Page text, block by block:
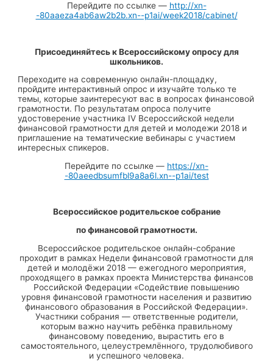
Перейдите по ссылке — http://xn-
-80aaeza4ab6aw2b2b.xn--p1ai/week2018/cabinet/
Присоединяйтесь к Всероссийскому опросу для
школьников.
Переходите на современную онлайн-площадку,
пройдите интерактивный опрос и изучайте только те
темы, которые заинтересуют вас в вопросах финансовой
грамотности. По результатам опроса получите
удостоверение участника IV Всероссийской недели
финансовой грамотности для детей и молодежи 2018 и
приглашение на тематические вебинары с участием
интересных спикеров.
Перейдите по ссылке — https://xn-
-80aeedbsumfbl9a8a6l.xn--p1ai/test
Всероссийское родительское собрание
по финансовой грамотности.
Всероссийское родительское онлайн-собрание
проходит в рамках Недели финансовой грамотности для
детей и молодёжи 2018 — ежегодного мероприятия,
проходящего в рамках проекта Министерства финансов
Российской Федерации «Содействие повышению
уровня финансовой грамотности населения и развитию
финансового образования в Российской Федерации».
Участники собрания — ответственные родители,
которым важно научить ребёнка правильному
финансовому поведению, вырастить его в
самостоятельного, целеустремлённого, трудолюбивого
и успешного человека.